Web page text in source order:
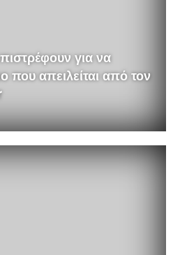
για να
απειλείται από τον